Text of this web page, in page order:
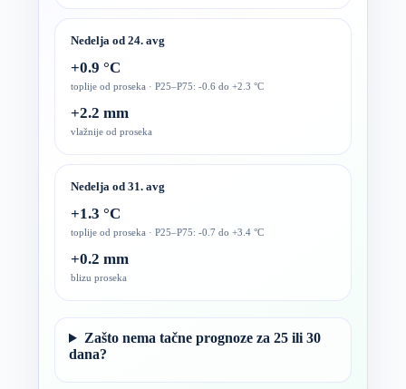
Nedelja od 24. avg
+0.9 °C
toplije od proseka · P25–P75: -0.6 do +2.3 °C
+2.2 mm
vlažnije od proseka
Nedelja od 31. avg
+1.3 °C
toplije od proseka · P25–P75: -0.7 do +3.4 °C
+0.2 mm
blizu proseka
Zašto nema tačne prognoze za 25 ili 30
dana?